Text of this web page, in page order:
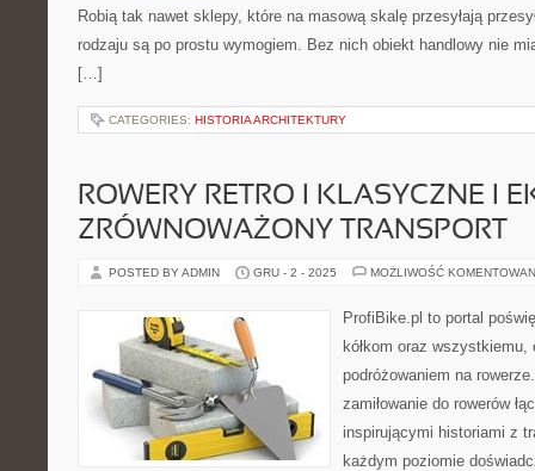
Robią tak nawet sklepy, które na masową skalę przesyłają
rodzaju są po prostu wymogiem. Bez nich obiekt handlowy nie
[…]
CATEGORIES: HISTORIA ARCHITEKTURY
ROWERY RETRO I KLASYCZNE I
ZRÓWNOWAŻONY TRANSPORT
POSTED BY ADMIN GRU - 2 - 2025 MOŻLIWOŚĆ
ProfiBike.pl to portal
kółkom oraz
podróżowaniem na
zamiłowanie do rowerów
inspirującymi historiami z
każdym poziomie